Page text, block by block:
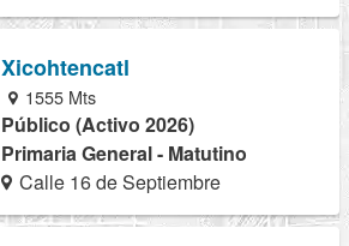
Xicohtencatl
1555 Mts
Público (Activo 2026)
Primaria General - Matutino
Calle 16 de Septiembre